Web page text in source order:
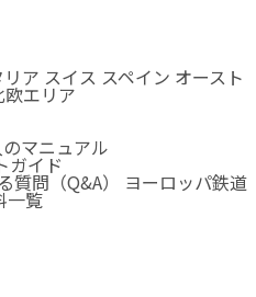
ア スイス スペイン オースト
欧エリア
マニュアル
ガイド
質問（Q&A） ヨーロッパ鉄道
一覧